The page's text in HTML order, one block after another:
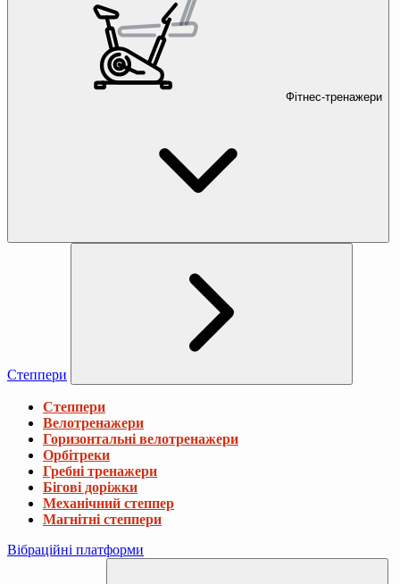
Фітнес-тренажери
Степпери
Степпери
Велотренажери
Горизонтальні велотренажери
Орбітреки
Гребні тренажери
Бігові доріжки
Механічний степпер
Магнітні степпери
Вібраційні платформи